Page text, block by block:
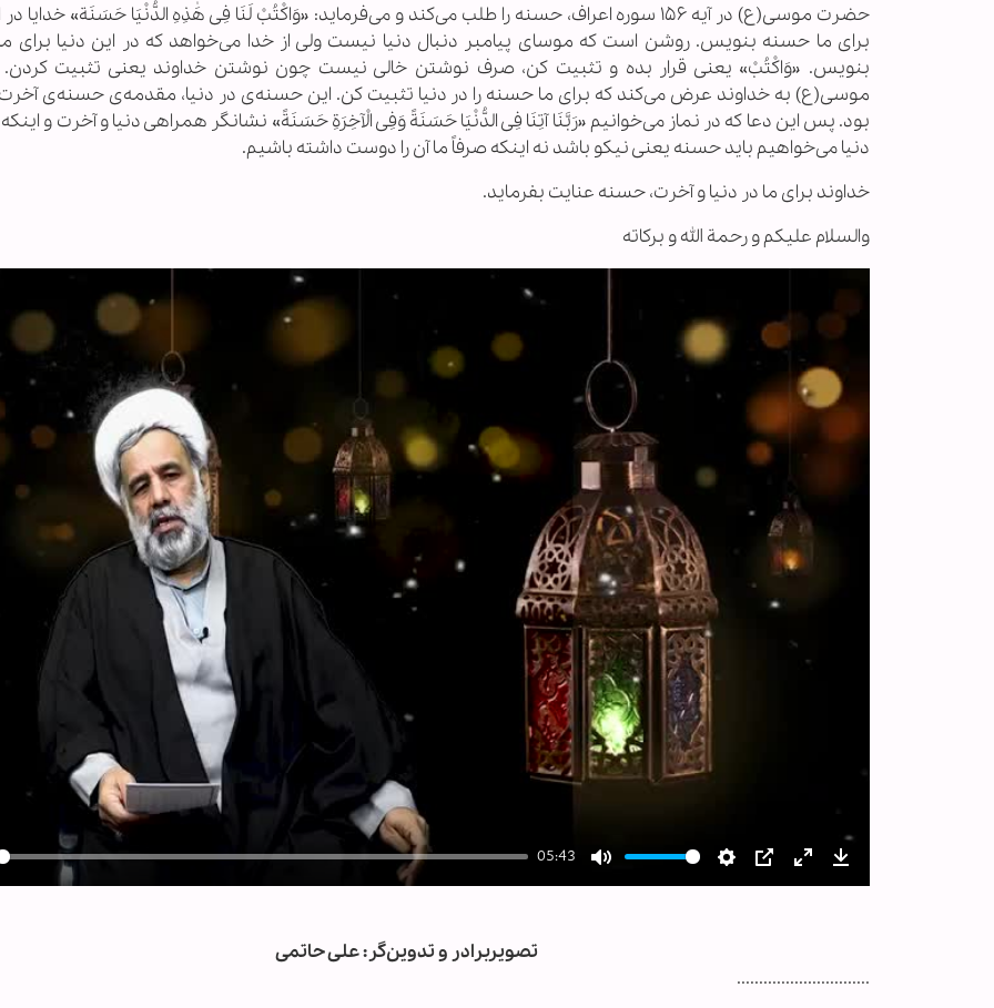
حضرت موسی(ع) در آیه ۱۵۶ سوره اعراف، حسنه را طلب می‌کند و می‌فرماید: «وَاکْتُبْ لَنَا فِی هَٰذِهِ الدُّنْیَا حَسَنَة» خدایا
برای ما حسنه بنویس. روشن است که موسای پیامبر دنبال دنیا نیست ولی از خدا می‌خواهد که در این دنیا برای
بنویس. «وَاکْتُبْ» یعنی قرار بده و تثبیت کن، صرف نوشتن خالی نیست چون نوشتن خداوند یعنی تثبیت
موسی(ع) به خداوند عرض می‌کند که برای ما حسنه را در دنیا تثبیت کن. این حسنه‌ی در دنیا، مقدمه‌ی حسنه‌ی
بود. پس این دعا که در نماز می‌خوانیم «رَبَّنَا آتِنَا فِی الدُّنْیَا حَسَنَةً وَفِی الْآخِرَةِ حَسَنَةً» نشانگر همراهی دنیا و آخرت و
دنیا می‌خواهیم باید حسنه یعنی نیکو باشد نه اینکه صرفاً ما آن را دوست داشته باشیم.
خداوند برای ما در دنیا و آخرت، حسنه عنایت بفرماید.
والسلام علیکم و رحمة الله و برکاته
05:43
Mute Settings
PIP EnterDownload
تصویربرادر و تدوین‌گر: علی حاتمی
..............................